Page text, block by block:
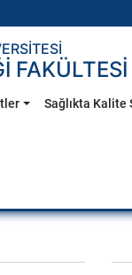
FAKÜLTESİ
Sağlıkta Kalite